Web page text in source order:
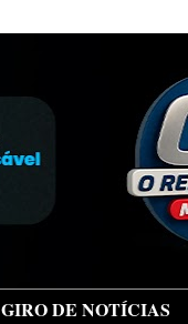
GIRO DE NOTÍCIAS